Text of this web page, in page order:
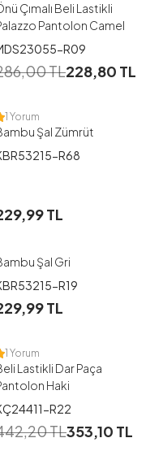
Çımalı Beli Lastikli
Pantolon Camel
R09
TL228,80 TL
1 Yorum
Şal Zümrüt
R68
TL
Şal Gri
R19
TL
38 40 44
1 Yorum
Lastikli Dar Paça
Haki
R22
TL353,10 TL
38 40